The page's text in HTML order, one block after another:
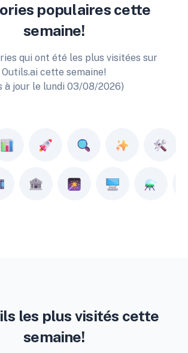
populaires cette
semaine!
qui ont été les plus visitées sur
Outils.ai cette semaine!
à jour le lundi 03/08/2026)
les plus visités cette
semaine!